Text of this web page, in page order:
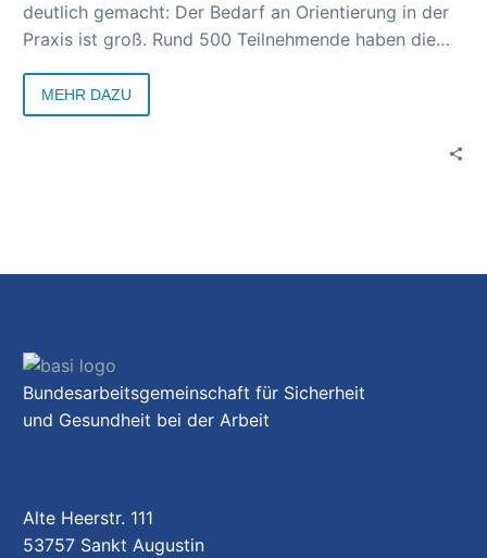
deutlich gemacht: Der Bedarf an Orientierung in der
Praxis ist groß. Rund 500 Teilnehmende haben die
darüber hinaus eine intensive Diskussion. Antworten
auf die drängenden Fragen stehen jetzt zur
MEHR DAZU
Bundesarbeitsgemeinschaft für Sicherheit
und Gesundheit bei der Arbeit
Alte Heerstr. 111
53757 Sankt Augustin